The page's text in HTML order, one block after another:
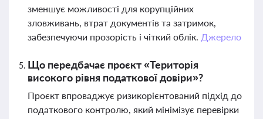
зменшує можливості для корупційних
зловживань, втрат документів та затримок,
забезпечуючи прозорість і чіткий облік. Джерело
Що передбачає проєкт «Територія
високого рівня податкової довіри»?
Проєкт впроваджує ризикорієнтований підхід до
податкового контролю, який мінімізує перевірки